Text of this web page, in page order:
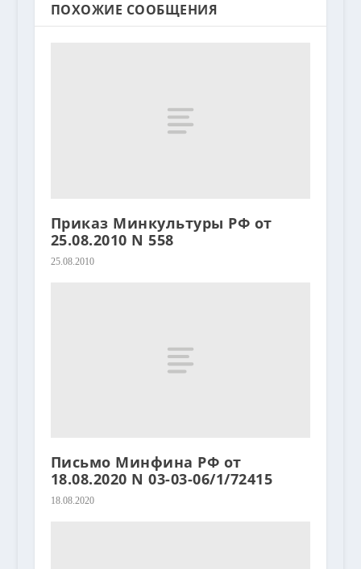
ПОХОЖИЕ СООБЩЕНИЯ
Приказ Минкультуры РФ от
25.08.2010 N 558
25.08.2010
Письмо Минфина РФ от
18.08.2020 N 03-03-06/1/72415
18.08.2020